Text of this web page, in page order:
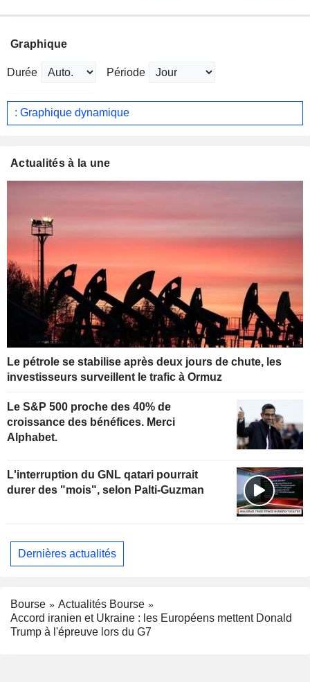
Graphique
Durée Période
: Graphique dynamique
Actualités à la une
Le pétrole se stabilise après deux jours de chute, les
investisseurs surveillent le trafic à Ormuz
Le S&P 500 proche des 40% de
croissance des bénéfices. Merci
Alphabet.
L'interruption du GNL qatari pourrait
durer des "mois", selon Palti-Guzman
Dernières actualités
Bourse
Actualités Bourse
Accord iranien et Ukraine : les Européens mettent Donald
Trump à l'épreuve lors du G7